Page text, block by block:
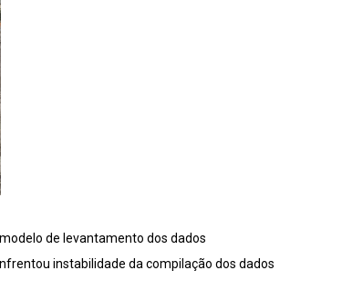
de levantamento dos dados
instabilidade da compilação dos dados